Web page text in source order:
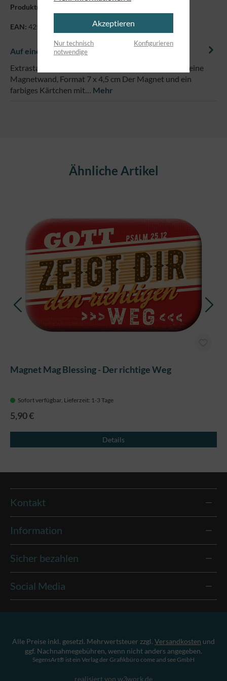
Produktnummer:
EAN: 4250479845657
Auf einem Blick
Extrastarker Magnet für deinen Kühlschrank oder deine
Magnetwand, Format 7 x 4,5 cm Der Magnet und ein
farbiges Kärtchen mit… Mehr
Produktgalerie überspringenÄhnliche Artikel
Magnet Mag Blessing - Der richtige Weg
Sofort verfügbar, Lieferzeit: 1-3 Tage
5,90 €
Details
Kontakt
Information
Sicher bezahlen
Social Media
Alle Preise inkl. gesetzl. Mehrwertsteuer zzgl. Versandkosten und
ggf. Nachnahmegebühren, wenn nicht anders angegeben.
SegensArt® ist ein Verlag der Grafikbüro come and see GmbH
realisiert von w3work.de
Akzeptieren
Nur technisch
notwendige
Konfigurieren